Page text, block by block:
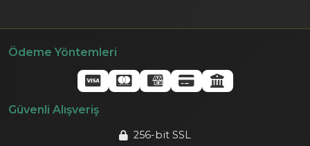
Ödeme Yöntemleri
Güvenli Alışveriş
256-bit SSL